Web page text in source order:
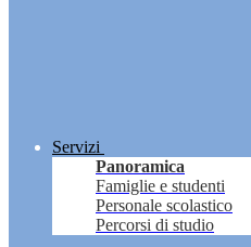
Servizi
Panoramica
Famiglie e studenti
Personale scolastico
Percorsi di studio